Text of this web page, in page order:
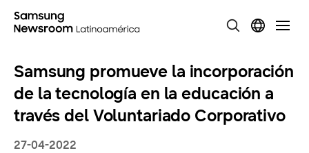
Samsung promueve la incorporación
de la tecnología en la educación a
través del Voluntariado Corporativo
27-04-2022